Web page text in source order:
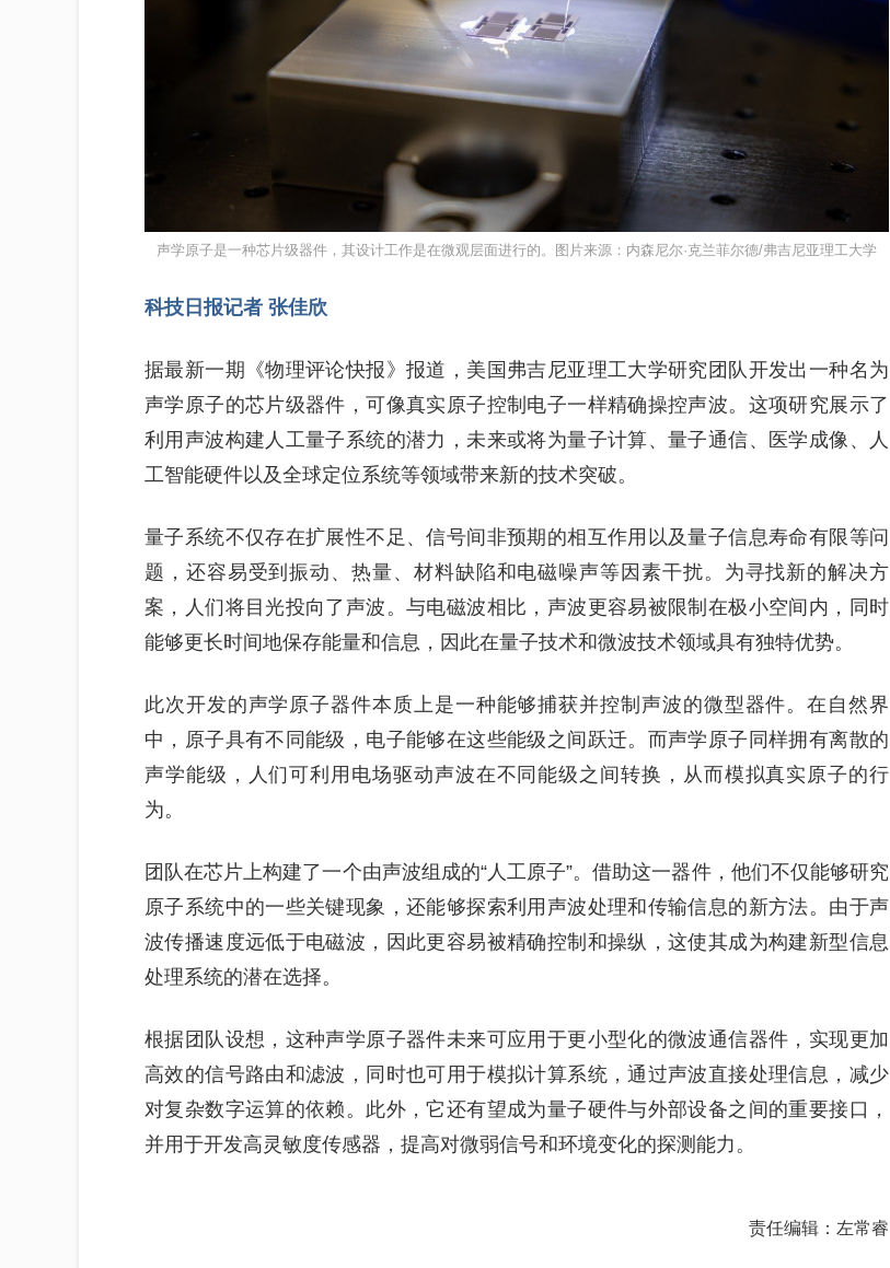
声学原子是一种芯片级器件，其设计工作是在微观层面进行的。图片来源：内森尼尔·克兰菲尔德/弗吉尼亚理工大学
科技日报记者 张佳欣
据最新一期《物理评论快报》报道，美国弗吉尼亚理工大学研究团队开发出一种名为
声学原子的芯片级器件，可像真实原子控制电子一样精确操控声波。这项研究展示了
利用声波构建人工量子系统的潜力，未来或将为量子计算、量子通信、医学成像、人
工智能硬件以及全球定位系统等领域带来新的技术突破。
量子系统不仅存在扩展性不足、信号间非预期的相互作用以及量子信息寿命有限等问
题，还容易受到振动、热量、材料缺陷和电磁噪声等因素干扰。为寻找新的解决方
案，人们将目光投向了声波。与电磁波相比，声波更容易被限制在极小空间内，同时
能够更长时间地保存能量和信息，因此在量子技术和微波技术领域具有独特优势。
此次开发的声学原子器件本质上是一种能够捕获并控制声波的微型器件。在自然界
中，原子具有不同能级，电子能够在这些能级之间跃迁。而声学原子同样拥有离散的
声学能级，人们可利用电场驱动声波在不同能级之间转换，从而模拟真实原子的行
为。
团队在芯片上构建了一个由声波组成的“人工原子”。借助这一器件，他们不仅能够研究
原子系统中的一些关键现象，还能够探索利用声波处理和传输信息的新方法。由于声
波传播速度远低于电磁波，因此更容易被精确控制和操纵，这使其成为构建新型信息
处理系统的潜在选择。
根据团队设想，这种声学原子器件未来可应用于更小型化的微波通信器件，实现更加
高效的信号路由和滤波，同时也可用于模拟计算系统，通过声波直接处理信息，减少
对复杂数字运算的依赖。此外，它还有望成为量子硬件与外部设备之间的重要接口，
并用于开发高灵敏度传感器，提高对微弱信号和环境变化的探测能力。
责任编辑：左常睿